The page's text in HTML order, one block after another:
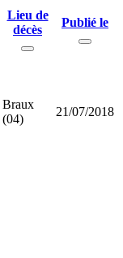
Lieu de
décès
Publié le
Braux
(04)
21/07/2018